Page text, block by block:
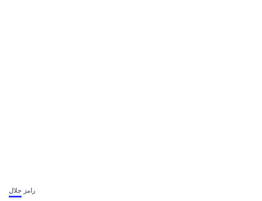
رامز جلال